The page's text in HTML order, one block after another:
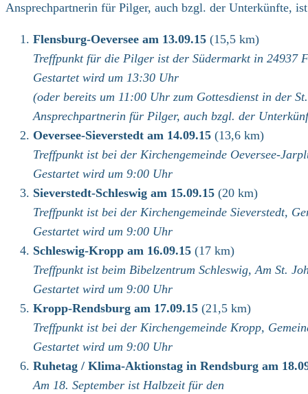
Ansprechpartnerin für Pilger, auch bzgl. der Unterkünfte,
Flensburg-Oeversee am 13.09.15 (15,5 km)
Treffpunkt für die Pilger ist der Südermarkt in 24937
Gestartet wird um 13:30 Uhr
(oder bereits um 11:00 Uhr zum Gottesdienst in der
Ansprechpartnerin für Pilger, auch bzgl. der
Oeversee-Sieverstedt am 14.09.15 (13,6 km)
Treffpunkt ist bei der Kirchengemeinde Oeversee-
Gestartet wird um 9:00 Uhr
Sieverstedt-Schleswig am 15.09.15 (20 km)
Treffpunkt ist bei der Kirchengemeinde Sieverstedt,
Gestartet wird um 9:00 Uhr
Schleswig-Kropp am 16.09.15 (17 km)
Treffpunkt ist beim Bibelzentrum Schleswig, Am St.
Gestartet wird um 9:00 Uhr
Kropp-Rendsburg am 17.09.15 (21,5 km)
Treffpunkt ist bei der Kirchengemeinde Kropp,
Gestartet wird um 9:00 Uhr
Ruhetag / Klima-Aktionstag in Rendsburg am
Am 18. September ist Halbzeit für den